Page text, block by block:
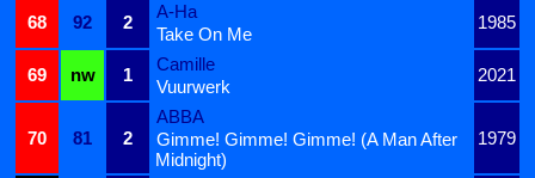
68
92 2
A-Ha
1985
Take On Me
69
nw 1
Camille
2021
Vuurwerk
70 81 2
ABBA
1979
Gimme! Gimme! Gimme! (A Man After
Midnight)